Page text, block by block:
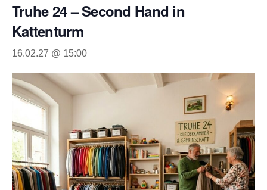
Truhe 24 – Second Hand in
Kattenturm
16.02.27 @ 15:00